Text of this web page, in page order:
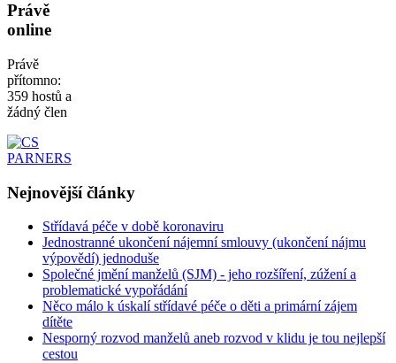
Právě
online
Právě
přítomno:
359 hostů a
žádný člen
Nejnovějšíčlánky
Střídavá péče v době koronaviru
Jednostranné ukončení nájemní smlouvy (ukončení nájmu
výpovědí) jednoduše
Společné jmění manželů (SJM) - jeho rozšíření, zúžení a
problematické vypořádání
Něco málo k úskalí střídavé péče o děti a primární zájem
dítěte
Nesporný rozvod manželů aneb rozvod v klidu je tou nejlepší
cestou